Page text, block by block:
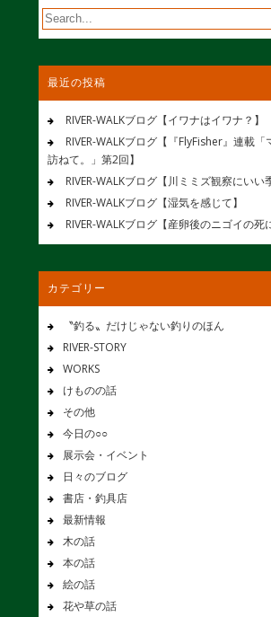
最近の投稿
RIVER-WALKブログ【イワナはイワナ？】
RIVER-WALKブログ【『FlyFisher』連載「
訪ねて。」第2回】
RIVER-WALKブログ【川ミミズ観察にいい
RIVER-WALKブログ【湿気を感じて】
RIVER-WALKブログ【産卵後のニゴイの死
カテゴリー
〝釣る〟だけじゃない釣りのほん
RIVER-STORY
WORKS
けものの話
その他
今日の○○
展示会・イベント
日々のブログ
書店・釣具店
最新情報
木の話
本の話
絵の話
花や草の話